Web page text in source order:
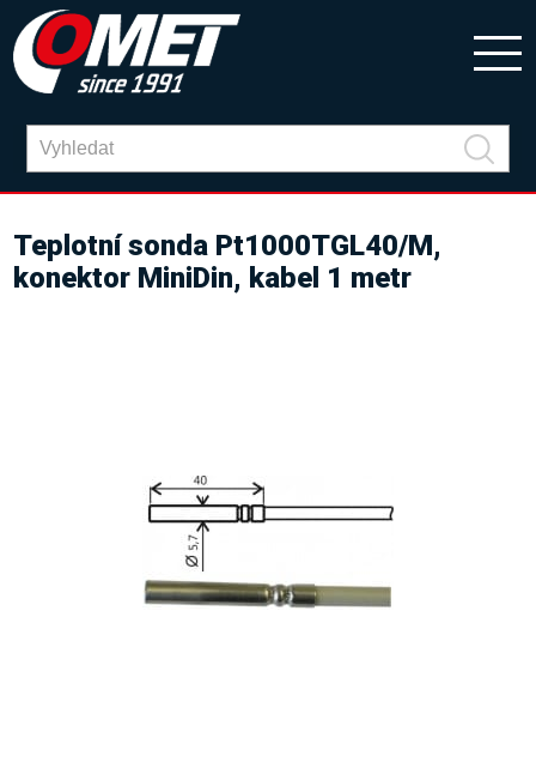
Teplotní sonda Pt1000TGL40/M,
konektor MiniDin, kabel 1 metr